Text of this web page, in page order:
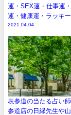
運・SEX運・仕事運
運・健康運・ラッキー
2021.04.04
表参道の当たる占い
参道店の日縁先生や